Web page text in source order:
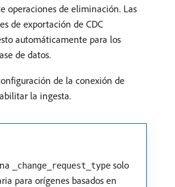
operaciones de eliminación. Las
de exportación de CDC
automáticamente para los
de datos.
de la conexión de
la ingesta.
_change_request_type solo
para orígenes basados en